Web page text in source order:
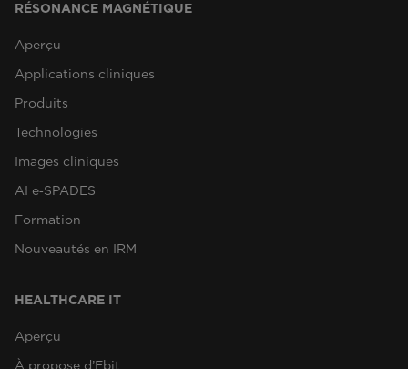
RÉSONANCE MAGNÉTIQUE
Aperçu
Applications cliniques
Produits
Technologies
Images cliniques
AI e‑SPADES
Formation
Nouveautés en IRM
HEALTHCARE IT
Aperçu
À propose d’Ebit